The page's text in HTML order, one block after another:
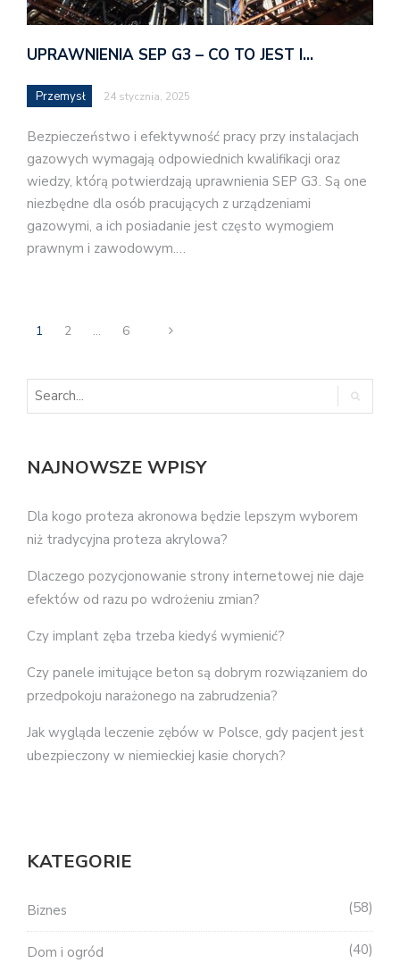
UPRAWNIENIA SEP G3 – CO TO JEST I…
Przemysł 24 stycznia, 2025
Bezpieczeństwo i efektywność pracy przy instalacjach
gazowych wymagają odpowiednich kwalifikacji oraz
wiedzy, którą potwierdzają uprawnienia SEP G3. Są one
niezbędne dla osób pracujących z urządzeniami
gazowymi, a ich posiadanie jest często wymogiem
prawnym i zawodowym.…
1 2 … 6
NAJNOWSZE WPISY
Dla kogo proteza akronowa będzie lepszym wyborem
niż tradycyjna proteza akrylowa?
Dlaczego pozycjonowanie strony internetowej nie daje
efektów od razu po wdrożeniu zmian?
Czy implant zęba trzeba kiedyś wymienić?
Czy panele imitujące beton są dobrym rozwiązaniem do
przedpokoju narażonego na zabrudzenia?
Jak wygląda leczenie zębów w Polsce, gdy pacjent jest
ubezpieczony w niemieckiej kasie chorych?
KATEGORIE
Biznes 58
Dom i ogród 40